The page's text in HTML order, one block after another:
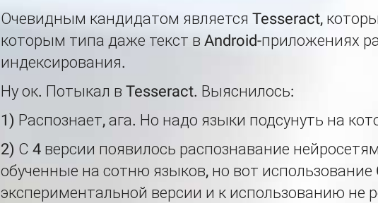
Очевидным кандидатом является Tesseract,
которым типа даже текст в Android-приложениях
индексирования.
Ну ок. Потыкал в Tesseract. Выяснилось:
1) Распознает, ага. Но надо языки подсунуть на
2) С 4 версии появилось распознавание
обученные на сотню языков, но вот использование
экспериментальной версии и к использованию не